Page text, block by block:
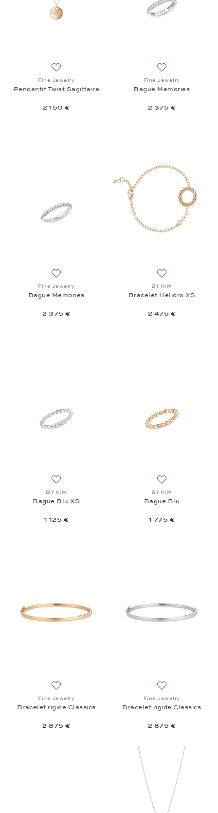
Fine Jewelry
Pendentif Twist Sagittaire
2 150 €
Fine Jewelry
Bague Memories
2 375 €
Fine Jewelry
Bague Memories
2 375 €
BY KIM
Bracelet Helioro XS
2 475 €
BY KIM
Bague Blu XS
1 125 €
BY KIM
Bague Blu
1 775 €
Fine Jewelry
Bracelet rigide Classics
2 875 €
Fine Jewelry
Bracelet rigide Classics
2 875 €